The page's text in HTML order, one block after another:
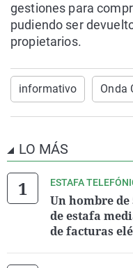
gestiones para
pudiendo ser
propietarios.
informativo Onda
LO MÁS
ESTAFA
Un hombre
de estafa
de facturas